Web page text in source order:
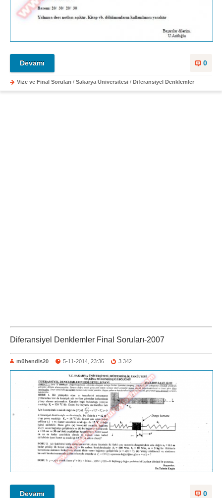
0
Devamı
Vize ve Final Soruları / Sakarya Üniversitesi / Diferansiyel Denklemler
Diferansiyel Denklemler Final Soruları-2007
mühendis20 5-11-2014, 23:36 3 342
0
Devamı